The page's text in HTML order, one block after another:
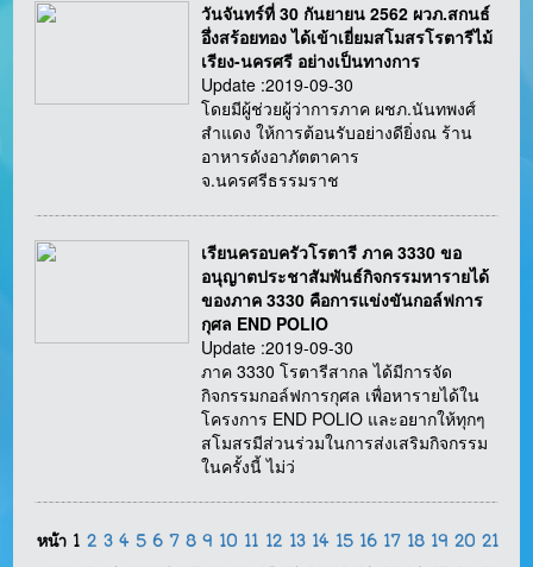
วันจันทร์ที่ 30 กันยายน 2562 ผวภ.สกนธ์
อึ่งสร้อยทอง ได้เข้าเยี่ยมสโมสรโรตารีไม้
เรียง-นครศรี อย่างเป็นทางการ
Update :2019-09-30
โดยมีผู้ช่วยผู้ว่าการภาค ผชภ.นันทพงศ์
สำแดง ให้การต้อนรับอย่างดียิ่งณ ร้าน
อาหารดังอาภัตตาคาร
จ.นครศรีธรรมราช
เรียนครอบครัวโรตารี ภาค 3330 ขอ
อนุญาตประชาสัมพันธ์กิจกรรมหารายได้
ของภาค 3330 คือการแข่งขันกอล์ฟการ
กุศล END POLIO
Update :2019-09-30
ภาค 3330 โรตารีสากล ได้มีการจัด
กิจกรรมกอล์ฟการกุศล เพื่อหารายได้ใน
โครงการ END POLIO และอยากให้ทุกๆ
สโมสรมีส่วนร่วมในการส่งเสริมกิจกรรม
ในครั้งนี้ ไม่ว่
หน้า 1 2 3 4 5 6 7 8 9 10 11 12 13 14 15 16 17 18 19 20 21